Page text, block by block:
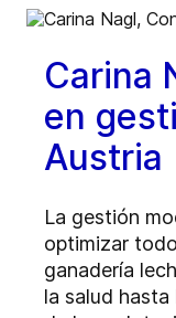
Carina
en
Austria
La gestión
optimizar
ganadería
la salud